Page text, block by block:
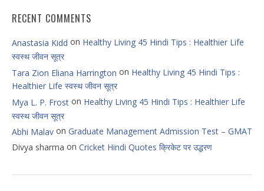
RECENT COMMENTS
Anastasia Kidd on Healthy Living 45 Hindi Tips : Healthier Life
स्वस्थ जीवन सूत्र
Tara Zion Eliana Harrington on Healthy Living 45 Hindi Tips :
Healthier Life स्वस्थ जीवन सूत्र
Mya L. P. Frost on Healthy Living 45 Hindi Tips : Healthier Life
स्वस्थ जीवन सूत्र
Abhi Malav on Graduate Management Admission Test – GMAT
Divya sharma on Cricket Hindi Quotes क्रिकेट पर उद्धरण